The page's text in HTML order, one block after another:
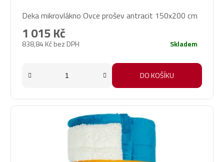
Deka mikrovlákno Ovce prošev antracit 150x200 cm
838,84 Kč bez DPH
1 015 Kč
Skladem
DO KOŠÍKU